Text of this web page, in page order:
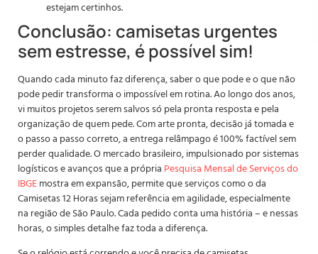
estejam certinhos.
Conclusão: camisetas urgentes
sem estresse, é possível sim!
Quando cada minuto faz diferença, saber o que pode e o que não
pode pedir transforma o impossível em rotina. Ao longo dos anos,
vi muitos projetos serem salvos só pela pronta resposta e pela
organização de quem pede. Com arte pronta, decisão já tomada e
o passo a passo correto, a entrega relâmpago é 100% factível sem
perder qualidade. O mercado brasileiro, impulsionado por sistemas
logísticos e avanços que a própria Pesquisa Mensal de Serviços do
IBGE mostra em expansão, permite que serviços como o da
Camisetas 12 Horas sejam referência em agilidade, especialmente
na região de São Paulo. Cada pedido conta uma história – e nessas
horas, o simples detalhe faz toda a diferença.